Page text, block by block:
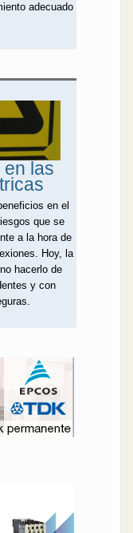
adecuado
en las
en el
que se
a la hora de
Hoy, la
hacerlo de
y con